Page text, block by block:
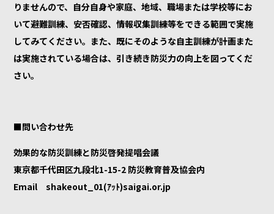
りませんので、自分自身や家庭、地域、職場または学校等にお
いて避難訓練、安否確認、情報収集訓練等をできる範囲で実施
してみてください。また、既にそのような自主訓練が計画また
は実施されている場合は、引き続き防災力の向上を図ってくだ
さい。
■問い合わせ先
効果的な防災訓練と防災啓発提唱会議
東京都千代田区九段北1-15-2 防災教育普及協会内
Email shakeout_01(ｱｯﾄ)saigai.or.jp